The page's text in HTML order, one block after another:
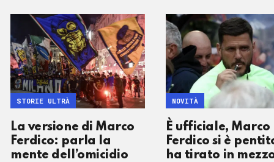
La versione di Marco
Ferdico: parla la
mente dell’omicidio
STORIE ULTRÀ
È ufficiale, Marco
Ferdico si è
ha tirato in
NOVITÀ